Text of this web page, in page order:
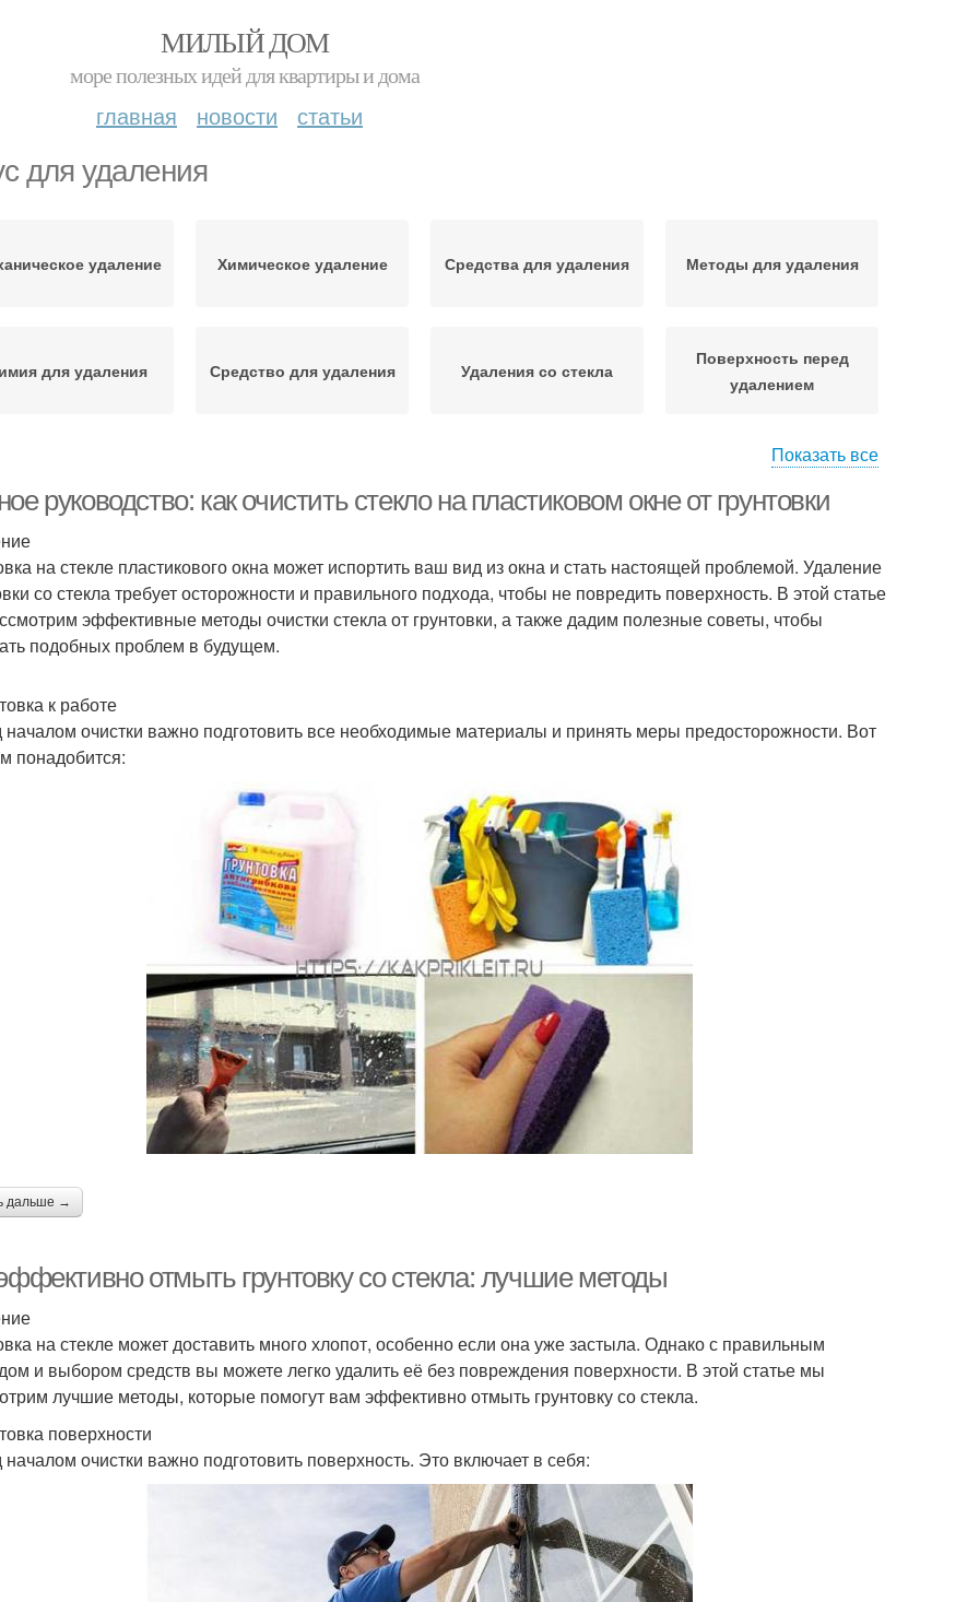
МИЛЫЙ ДОМ
море полезных идей для квартиры и дома
главная новости статьи
для удаления
удаление Химическое удаление Средства для удаления Методы для удаления
для удаления Средство для удаления Удаления со стекла
Поверхность перед
удалением
Показать все
руководство: как очистить стекло на пластиковом окне от грунтовки
на стекле пластикового окна может испортить ваш вид из окна и стать настоящей проблемой. Удаление
со стекла требует осторожности и правильного подхода, чтобы не повредить поверхность. В этой статье
эффективные методы очистки стекла от грунтовки, а также дадим полезные советы, чтобы
подобных проблем в будущем.
к работе
очистки важно подготовить все необходимые материалы и принять меры предосторожности. Вот
понадобится:
дальше →
отмыть грунтовку со стекла: лучшие методы
на стекле может доставить много хлопот, особенно если она уже застыла. Однако с правильным
и выбором средств вы можете легко удалить её без повреждения поверхности. В этой статье мы
лучшие методы, которые помогут вам эффективно отмыть грунтовку со стекла.
поверхности
очистки важно подготовить поверхность. Это включает в себя: